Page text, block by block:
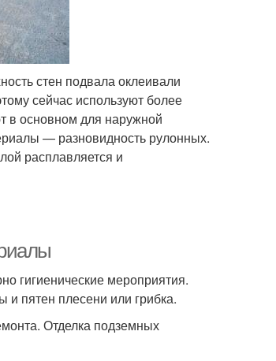
стен подвала оклеивали
сейчас используют более
в основном для наружной
— разновидность рулонных.
расплавляется и
гигиенические мероприятия.
и пятен плесени или грибка.
Отделка подземных